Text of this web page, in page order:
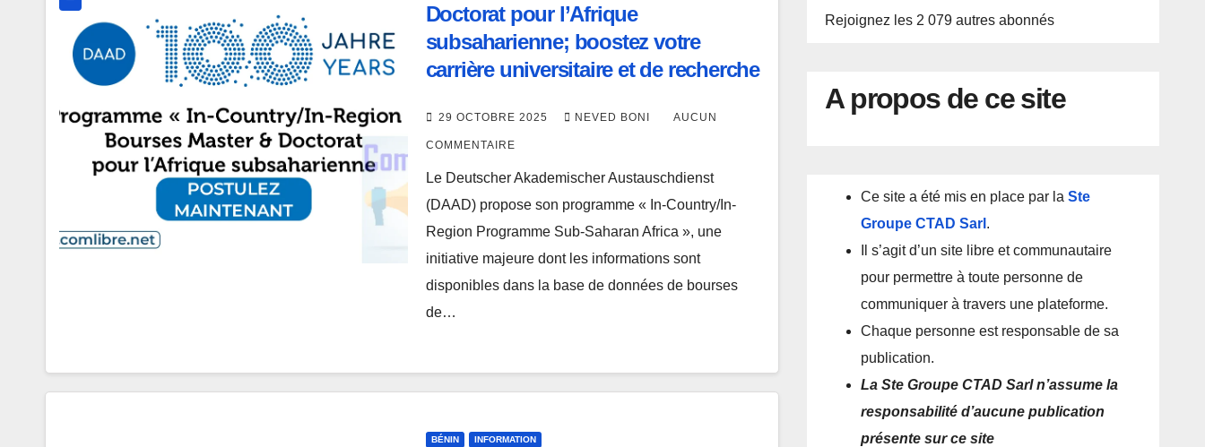
Doctorat pour l’Afrique
subsaharienne; boostez votre
carrière universitaire et de recherche
29 OCTOBRE 2025 NEVED BONI AUCUN
COMMENTAIRE
Le Deutscher Akademischer Austauschdienst
(DAAD) propose son programme « In-Country/In-
Region Programme Sub-Saharan Africa », une
initiative majeure dont les informations sont
disponibles dans la base de données de bourses
de…
BÉNIN INFORMATION
Rejoignez les 2 079 autres abonnés
A propos de ce site
Ce site a été mis en place par laSte
Groupe CTAD Sarl .
Il s’agit d’un site libre et communautaire
pour permettre à toute personne de
communiquer à travers une plateforme.
Chaque personne est responsable de sa
publication.
La Ste Groupe CTAD Sarl n’assume la
responsabilité d’aucune publication
présente sur ce site